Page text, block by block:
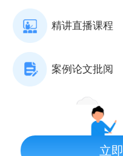
精讲直播课程
案例论文批阅
立